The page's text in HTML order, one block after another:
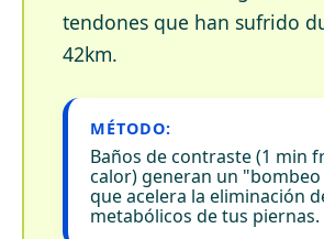
tendones que han sufrido
42km.
MÉTODO:
Baños de contraste (1 min
calor) generan un
que acelera la eliminación
metabólicos de tus piernas.